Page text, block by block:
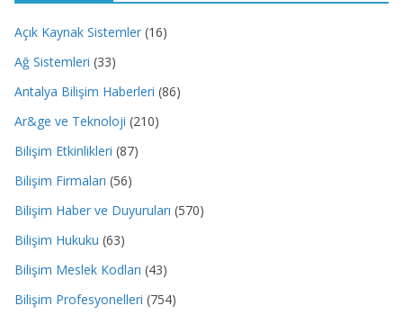
Açık Kaynak Sistemler (16)
Ağ Sistemleri (33)
Antalya Bilişim Haberleri (86)
Ar&ge ve Teknoloji (210)
Bilişim Etkinlikleri (87)
Bilişim Firmaları (56)
Bilişim Haber ve Duyuruları (570)
Bilişim Hukuku (63)
Bilişim Meslek Kodları (43)
Bilişim Profesyonelleri (754)